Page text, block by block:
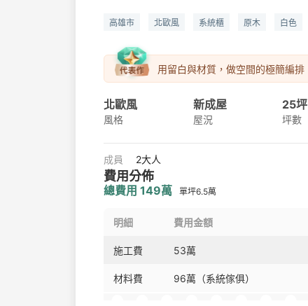
高雄市 北歐風 系統櫃 原木 白色
無印風客廳
日系無印 無印 北歐風設計
用留白與材質，做空間的極簡編排
北歐風
風格
新成屋
屋況
25坪
坪數
成員 2大人
費用分佈
總費用 149萬 單坪6.5萬
明細 費用金額
施工費 53萬
材料費 96萬（系統傢俱）